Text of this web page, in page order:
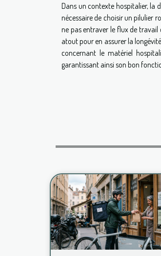
Dans un contexte hospitalier, la
nécessaire de choisir un pilulier
ne pas entraver le flux de
atout pour en assurer la
concernant le matériel
garantissant ainsi son bon